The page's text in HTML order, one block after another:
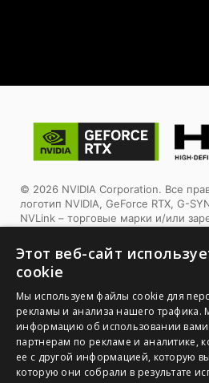
© 2026 NVIDIA Corporation. Все
логотип NVIDIA, GeForce RTX, G-
NVLink – торговые марки и/или
странах. Другие торговые марки и
являются собственностью
Tермины HDMI™, HDMI™ High-
фирменный стиль HDMI™ и логотип
товарными знаками или
знаками компании HDMI™ Licensing
1. Спецификации могут отличаться
в зависимости от региона
Этот веб-сайт
cookie
Мы используем файлы cookie для
рекламы и анализа нашего трафика.
информацию об использовании
партнерам по рекламе и аналитике,
ее с другой информацией, которую
которую они собрали в результате